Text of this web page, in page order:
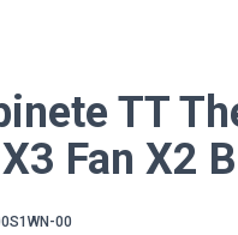
TT
Fan X2
00